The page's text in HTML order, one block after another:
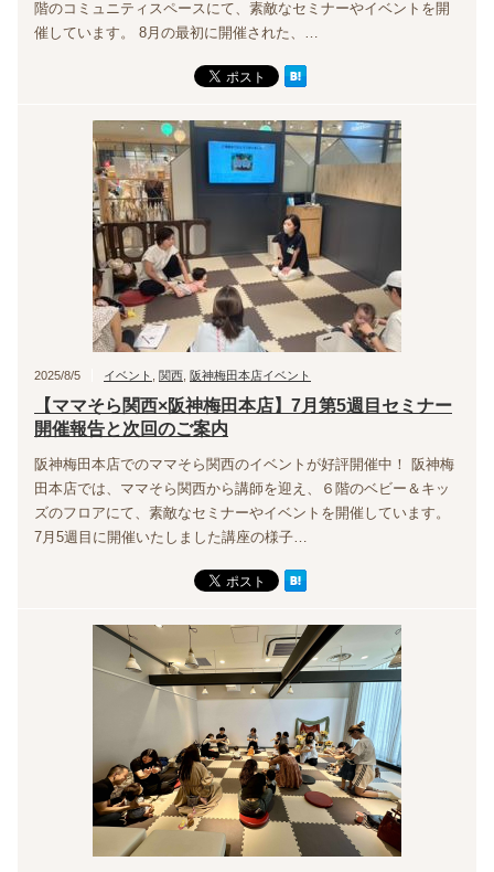
階のコミュニティスペースにて、素敵なセミナーやイベントを開
催しています。 8月の最初に開催された、…
2025/8/5 イベント 関西 阪神梅田本店イベント
【ママそら関西×阪神梅田本店】7月第5週目セミナー
開催報告と次回のご案内
阪神梅田本店でのママそら関西のイベントが好評開催中！ 阪神梅
田本店では、ママそら関西から講師を迎え、６階のベビー＆キッ
ズのフロアにて、素敵なセミナーやイベントを開催しています。
7月5週目に開催いたしました講座の様子…